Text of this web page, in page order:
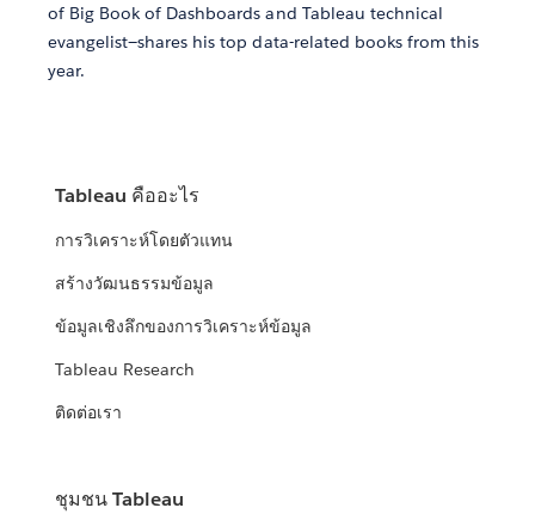
of Big Book of Dashboards and Tableau technical
evangelist—shares his top data-related books from this
year.
Tableau คืออะไร
การวิเคราะห์โดยตัวแทน
สร้างวัฒนธรรมข้อมูล
ข้อมูลเชิงลึกของการวิเคราะห์ข้อมูล
Tableau Research
ติดต่อเรา
ชุมชน Tableau